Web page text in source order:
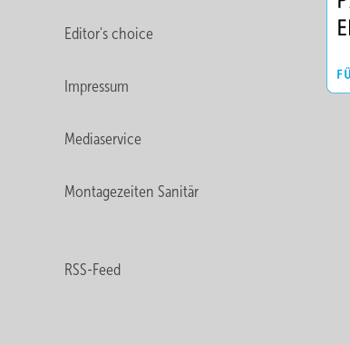
Editor's choice
Impressum
Mediaservice
Montagezeiten Sanitär
RSS-Feed